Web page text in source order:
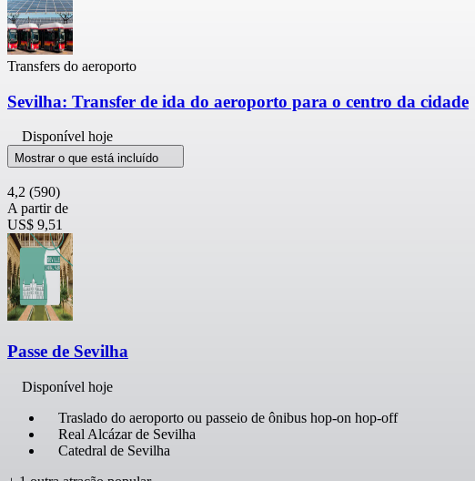
Transfers do aeroporto
Sevilha: Transfer de ida do aeroporto para o centro da cidade
Disponível hoje
Mostrar o que está incluído
4,2 (590)
A partir de
US$ 9,51
Passe de Sevilha
Disponível hoje
Traslado do aeroporto ou passeio de ônibus hop-on hop-off
Real Alcázar de Sevilha
Catedral de Sevilha